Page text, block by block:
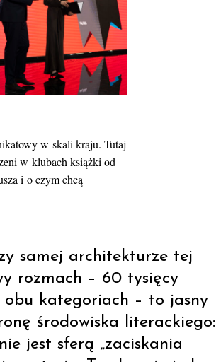
w skali kraju. Tutaj
w klubach książki od
i o czym chcą
samej architekturze tej
rozmach – 60 tysięcy
kategoriach – to jasny
środowiska literackiego:
jest sferą „zaciskania